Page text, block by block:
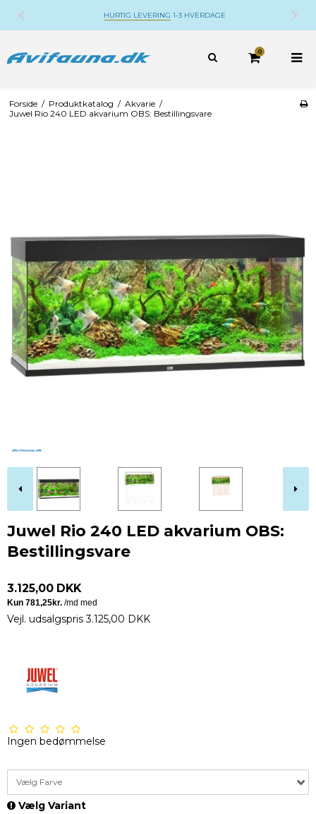
HURTIG LEVERING 1-3 HVERDAGE
0
Forside / Produktkatalog / Akvarie /
Juwel Rio 240 LED akvarium OBS: Bestillingsvare
Juwel Rio 240 LED akvarium OBS:
Bestillingsvare
3.125,00 DKK
Vejl. udsalgspris 3.125,00 DKK
Ingen bedømmelse
Vælg Farve
Vælg Variant